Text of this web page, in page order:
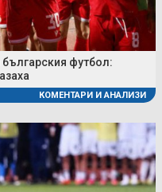
футбол:
КОМЕНТАРИ И АНАЛИЗИ